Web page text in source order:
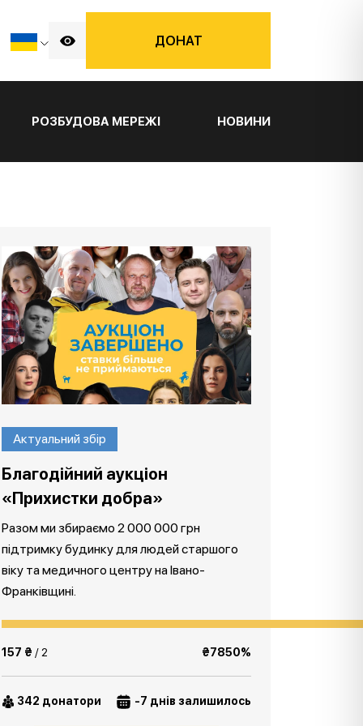
ДОНАТ
РОЗБУДОВА МЕРЕЖІ НОВИНИ
Актуальний збір
Благодійний аукціон
«Прихистки добра»
Разом ми збираємо 2 000 000 грн
підтримку будинку для людей старшого
віку та медичного центру на Івано-
Франківщині.
157 ₴ / 2 ₴7850%
342 донатори -7 днів залишилось